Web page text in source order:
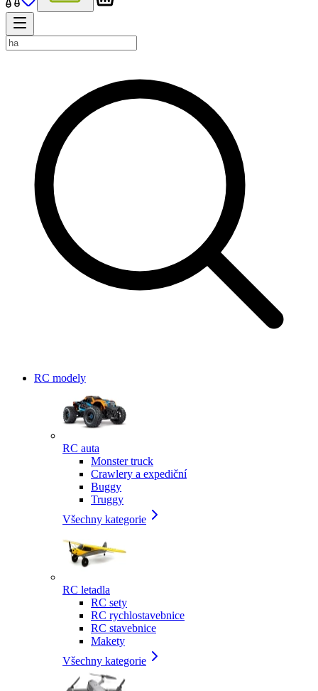
RC modely
RC auta
Monster truck
Crawlery a expediční
Buggy
Truggy
Všechny kategorie
RC letadla
RC sety
RC rychlostavebnice
RC stavebnice
Makety
Všechny kategorie